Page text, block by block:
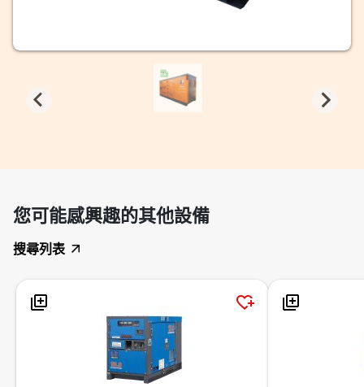
您可能感興趣的其他設備
搜尋列表